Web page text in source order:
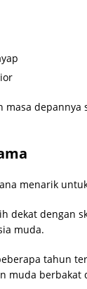
menarik
dekat dengan
muda.
tahun
muda berbakat